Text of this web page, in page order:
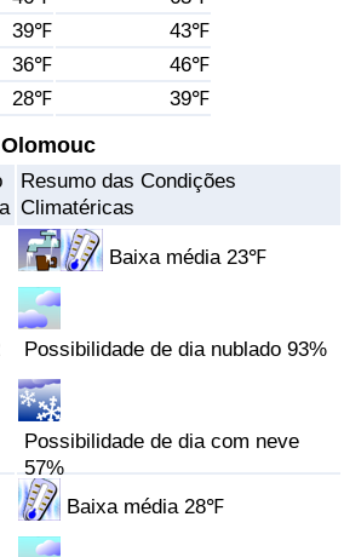
39℉
43℉
36℉
46℉
28℉ 39℉
Resumo das Condições
Climatéricas
Baixa média 23℉
Possibilidade de dia nublado 93%
Possibilidade de dia com neve
57%
Baixa média 28℉
por País
(Atual)
por País